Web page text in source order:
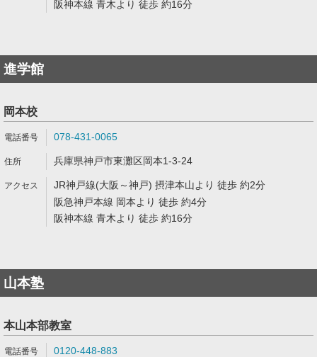
阪神本線 青木より 徒歩 約16分
進学館
岡本校
078-431-0065
兵庫県神戸市東灘区岡本1-3-24
JR神戸線(大阪～神戸) 摂津本山より 徒歩 約2分
阪急神戸本線 岡本より 徒歩 約4分
阪神本線 青木より 徒歩 約16分
山本塾
本山本部教室
0120-448-883